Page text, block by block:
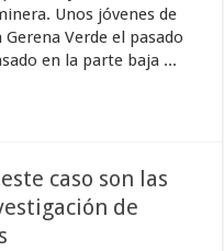
Unos jóvenes de
Verde el pasado
en la parte baja ...
caso son las
de